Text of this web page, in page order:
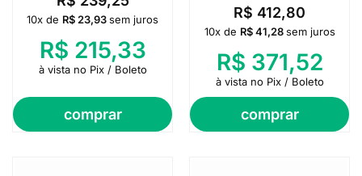
comprar
10x de R$ 23,93sem juros
R$ 215,33
à vista no Pix / Boleto
R$ 412,80
comprar
10x de R$41,28 sem juros
R$ 371,52
à vista no Pix / Boleto